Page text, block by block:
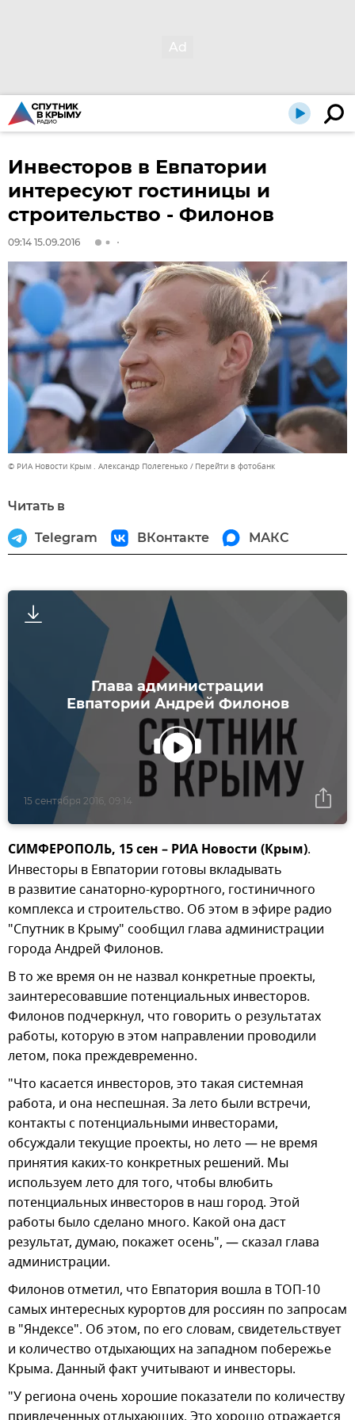
Инвесторов в Евпатории
интересуют гостиницы и
строительство - Филонов
09:14 15.09.2016
© РИА Новости Крым . Александр Полегенько Перейти в фотобанк
Читать в
Telegram ВКонтакте МАКС
Глава администрации
Евпатории Андрей Филонов
15 сентября 2016, 09:14
СИМФЕРОПОЛЬ, 15 сен – РИА Новости (Крым).
Инвесторы в Евпатории готовы вкладывать
в развитие санаторно-курортного, гостиничного
комплекса и строительство. Об этом в эфире радио
"Спутник в Крыму" сообщил глава администрации
города Андрей Филонов.
В то же время он не назвал конкретные проекты,
заинтересовавшие потенциальных инвесторов.
Филонов подчеркнул, что говорить о результатах
работы, которую в этом направлении проводили
летом, пока преждевременно.
"Что касается инвесторов, это такая системная
работа, и она неспешная. За лето были встречи,
контакты с потенциальными инвесторами,
обсуждали текущие проекты, но лето — не время
принятия каких-то конкретных решений. Мы
используем лето для того, чтобы влюбить
потенциальных инвесторов в наш город. Этой
работы было сделано много. Какой она даст
результат, думаю, покажет осень", — сказал глава
администрации.
Филонов отметил, что Евпатория вошла в ТОП-10
самых интересных курортов для россиян по запросам
в "Яндексе". Об этом, по его словам, свидетельствует
и количество отдыхающих на западном побережье
Крыма. Данный факт учитывают и инвесторы.
"У региона очень хорошие показатели по количеству